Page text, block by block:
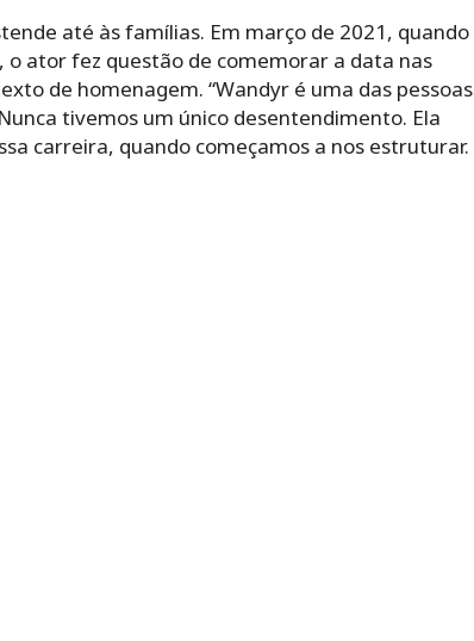
até às famílias. Em março de 2021, quando
ator fez questão de comemorar a data nas
de homenagem. “Wandyr é uma das pessoas
tivemos um único desentendimento. Ela
carreira, quando começamos a nos estruturar.